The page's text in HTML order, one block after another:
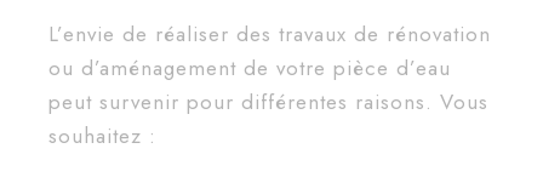
L’envie de réaliser des travaux de rénovation
ou d’aménagement de votre pièce d’eau
peut survenir pour différentes raisons. Vous
souhaitez :